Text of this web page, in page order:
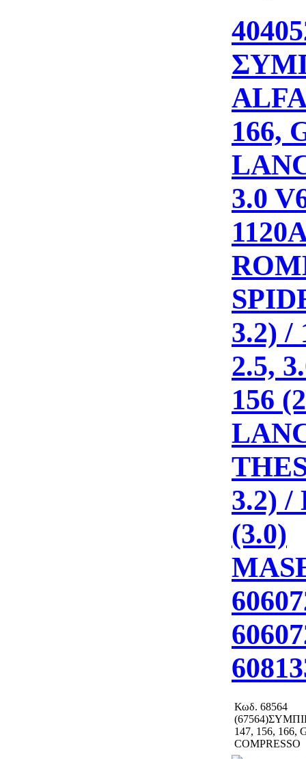
166,
3.0
3.2) /
2.5,
156
3.2) /
(3.0)
Κωδ. 68564
147, 156, 166,
COMPRESSO